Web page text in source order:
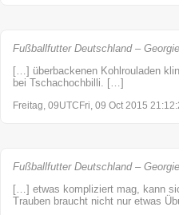
Fußballfutter Deutschland –
[…] überbackenen Kohlrouladen
bei Tschachochbilli. […]
Freitag, 09UTCFri, 09 Oct 2015
Fußballfutter Deutschland –
[…] etwas kompliziert mag, kann
Trauben braucht nicht nur etwas